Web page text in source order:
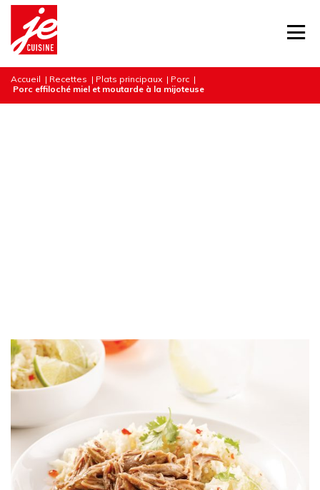
Accueil | Recettes | Plats principaux | Porc |
Porc effiloché miel et moutarde à la mijoteuse